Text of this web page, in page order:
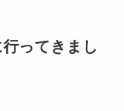
ってきまし